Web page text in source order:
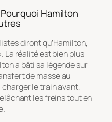
Hamilton
diront qu’Hamilton,
La réalité est bien plus
a bâti sa légende sur
de masse au
le train avant,
les freins tout en